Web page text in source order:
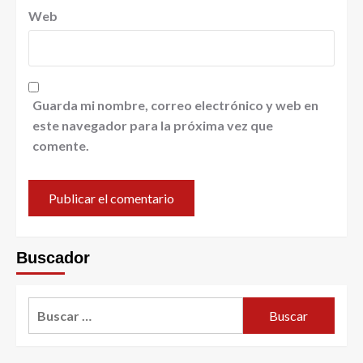
Web
Guarda mi nombre, correo electrónico y web en
este navegador para la próxima vez que
comente.
Buscador